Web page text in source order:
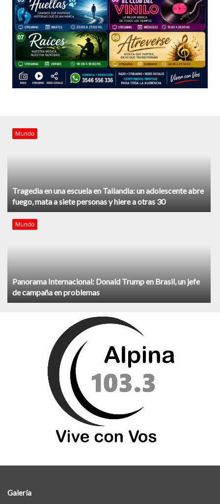
Mundo
Tragedia en una escuela en Tailandia: un adolescente abre
fuego, mata a siete personas y hiere a otras 30
Mundo
Panorama Internacional: Donald Trump en Brasil, un jefe
de campaña en problemas
Galería